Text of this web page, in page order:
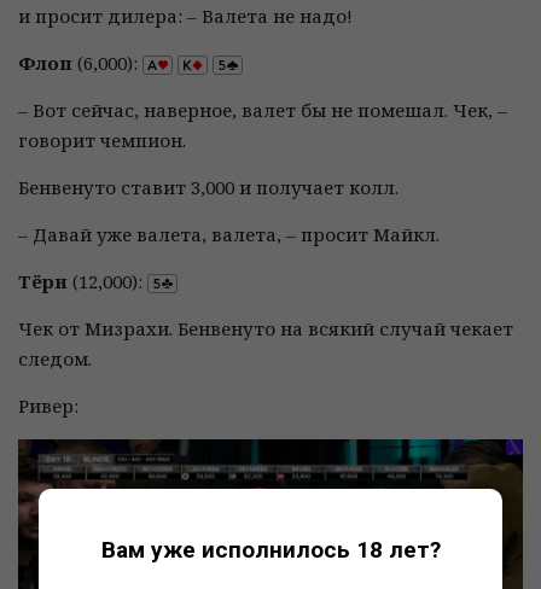
Вам уже исполнилось 18 лет?
и просит дилера: – Валета не надо!
Флоп (6,000):
– Вот сейчас, наверное, валет бы не помешал. Чек, –
говорит чемпион.
Бенвенуто ставит 3,000 и получает колл.
– Давай уже валета, валета, – просит Майкл.
Тёрн (12,000):
Чек от Мизрахи. Бенвенуто на всякий случай чекает
следом.
Ривер: